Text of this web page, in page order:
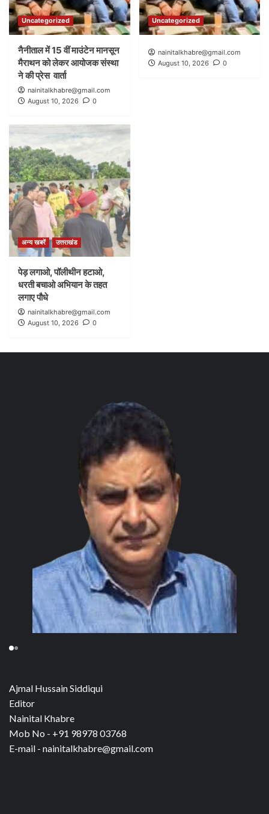
Uncategorized
नैनीताल में 15 वीं माउंटेन मानसून
मैराथन को लेकर आयोजक संस्था
ने की प्रेस वार्ता
nainitalkhabre@gmail.com
August 10, 2026
0
Uncategorized
nainitalkhabre@gmail.com
August 10, 2026
0
अन्य खबरें उत्तराखंड
पेड़ लगाओ, पॉलीथीन हटाओ,
धरती बचाओ अभियान के तहत
लगाए पौधे
nainitalkhabre@gmail.com
August 10, 2026
0
Ajmal Hussain Siddiqui
Editor
Nainital Khabre
Mob No - +91 98978 03768
E-mail - nainitalkhabre@gmail.com